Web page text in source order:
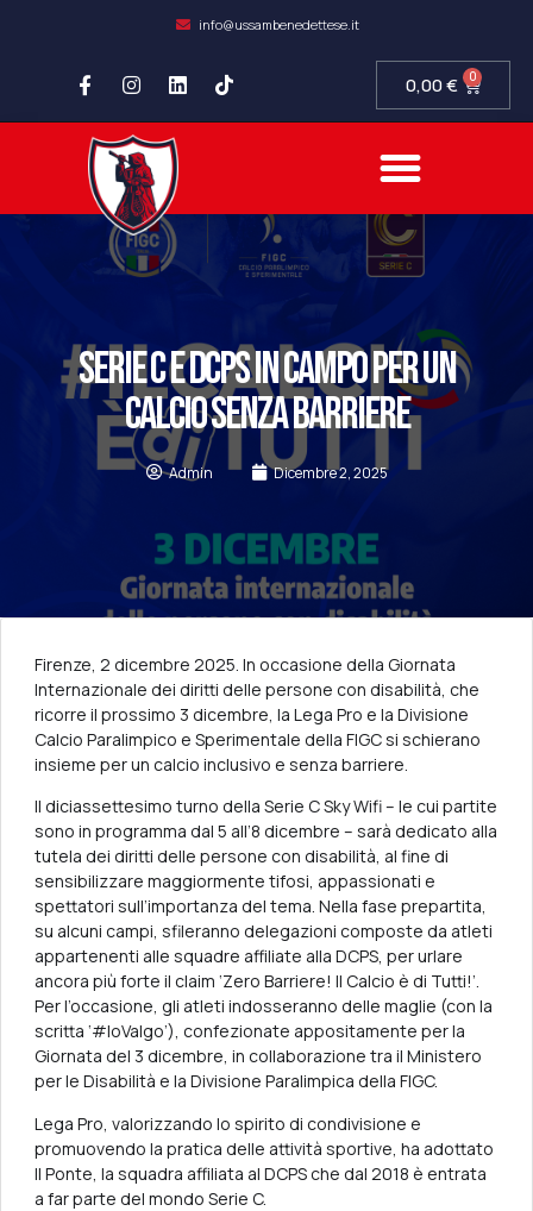
info@ussambenedettese.it
0,00€ 0
SERIE C E DCPS IN CAMPO PER UN
CALCIO SENZA BARRIERE
Admin Dicembre 2, 2025
Firenze, 2 dicembre 2025. In occasione della Giornata
Internazionale dei diritti delle persone con disabilità, che
ricorre il prossimo 3 dicembre, la Lega Pro e la Divisione
Calcio Paralimpico e Sperimentale della FIGC si schierano
insieme per un calcio inclusivo e senza barriere.
Il diciassettesimo turno della Serie C Sky Wifi – le cui partite
sono in programma dal 5 all’8 dicembre – sarà dedicato alla
tutela dei diritti delle persone con disabilità, al fine di
sensibilizzare maggiormente tifosi, appassionati e
spettatori sull’importanza del tema. Nella fase prepartita,
su alcuni campi, sfileranno delegazioni composte da atleti
appartenenti alle squadre affiliate alla DCPS, per urlare
ancora più forte il claim ‘Zero Barriere! Il Calcio è di Tutti!’.
Per l’occasione, gli atleti indosseranno delle maglie (con la
scritta ‘#IoValgo’), confezionate appositamente per la
Giornata del 3 dicembre, in collaborazione tra il Ministero
per le Disabilità e la Divisione Paralimpica della FIGC.
Lega Pro, valorizzando lo spirito di condivisione e
promuovendo la pratica delle attività sportive, ha adottato
Il Ponte, la squadra affiliata al DCPS che dal 2018 è entrata
a far parte del mondo Serie C.